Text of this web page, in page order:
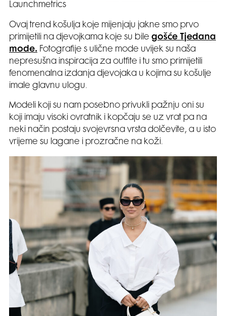
Launchmetrics
Ovaj trend košulja koje mijenjaju jakne smo prvo
primijetili na djevojkama koje su bile gošće Tjedana
mode. Fotografije s ulične mode uvijek su naša
nepresušna inspiracija za outfite i tu smo primijetili
fenomenalna izdanja djevojaka u kojima su košulje
imale glavnu ulogu.
Modeli koji su nam posebno privukli pažnju oni su
koji imaju visoki ovratnik i kopčaju se uz vrat pa na
neki način postaju svojevrsna vrsta dolčevite, a u isto
vrijeme su lagane i prozračne na koži.